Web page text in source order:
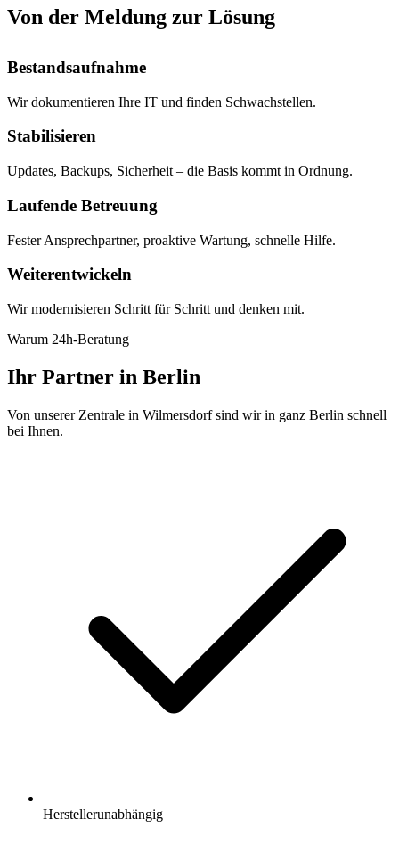
Von der Meldung zur Lösung
Bestandsaufnahme
Wir dokumentieren Ihre IT und finden Schwachstellen.
Stabilisieren
Updates, Backups, Sicherheit – die Basis kommt in Ordnung.
Laufende Betreuung
Fester Ansprechpartner, proaktive Wartung, schnelle Hilfe.
Weiterentwickeln
Wir modernisieren Schritt für Schritt und denken mit.
Warum 24h-Beratung
Ihr Partner in Berlin
Von unserer Zentrale in Wilmersdorf sind wir in ganz Berlin schnell
bei Ihnen.
Herstellerunabhängig